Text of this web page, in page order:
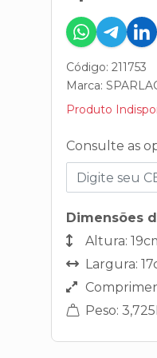
Código: 211753
Marca:
Produto
Consulte as
Dimensões
Altura:
Largura:
Peso: